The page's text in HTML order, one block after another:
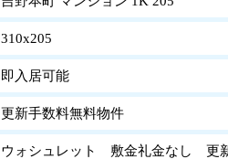
310x205
即入居可能
更新手数料無料物件
ウォシュレット 敷金礼金なし